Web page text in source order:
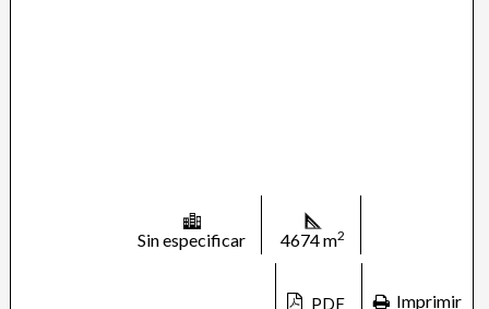
Sin especificar 4674 m2
Imprimir